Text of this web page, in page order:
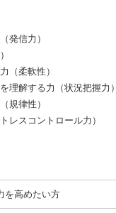
発信力）
（柔軟性）
理解する力（状況把握力
規律性）
レスコントロール力）
を高めたい方